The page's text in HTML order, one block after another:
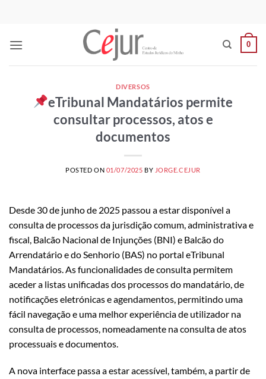
0
DIVERSOS
eTribunal Mandatários permite
consultar processos, atos e
documentos
POSTED ON 01/07/2025 BY JORGE.CEJUR
Desde 30 de junho de 2025 passou a estar disponível a
consulta de processos da jurisdição comum, administrativa e
fiscal, Balcão Nacional de Injunções (BNI) e Balcão do
Arrendatário e do Senhorio (BAS) no portal eTribunal
Mandatários. As funcionalidades de consulta permitem
aceder a listas unificadas dos processos do mandatário, de
notificações eletrónicas e agendamentos, permitindo uma
fácil navegação e uma melhor experiência de utilizador na
consulta de processos, nomeadamente na consulta de atos
processuais e documentos.
A nova interface passa a estar acessível, também, a partir de